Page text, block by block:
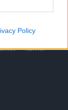
Policy
beállítások
karrier